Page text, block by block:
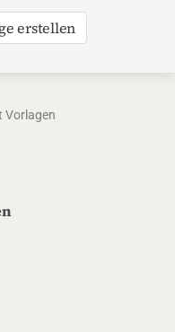
erstellen
Vorlagen